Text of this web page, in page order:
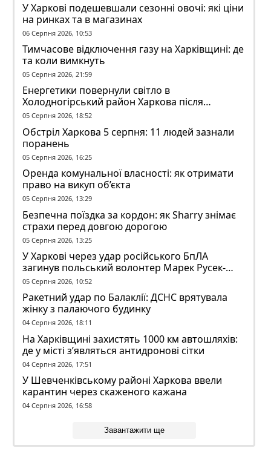
У Харкові подешевшали сезонні овочі: які ціни
на ринках та в магазинах
06 Серпня 2026, 10:53
Тимчасове відключення газу на Харківщині: де
та коли вимкнуть
05 Серпня 2026, 21:59
Енергетики повернули світло в
Холодногірський район Харкова після
ворожого обстрілу
05 Серпня 2026, 18:52
Обстріл Харкова 5 серпня: 11 людей зазнали
поранень
05 Серпня 2026, 16:25
Оренда комунальної власності: як отримати
право на викуп об’єкта
05 Серпня 2026, 13:29
Безпечна поїздка за кордон: як Sharry знімає
страхи перед довгою дорогою
05 Серпня 2026, 13:25
У Харкові через удар російського БпЛА
загинув польський волонтер Марек Русек-
Вольський
05 Серпня 2026, 10:52
Ракетний удар по Балаклії: ДСНС врятувала
жінку з палаючого будинку
04 Серпня 2026, 18:11
На Харківщині захистять 1000 км автошляхів:
де у місті з’являться антидронові сітки
04 Серпня 2026, 17:51
У Шевченківському районі Харкова ввели
карантин через скаженого кажана
04 Серпня 2026, 16:58
Завантажити ще